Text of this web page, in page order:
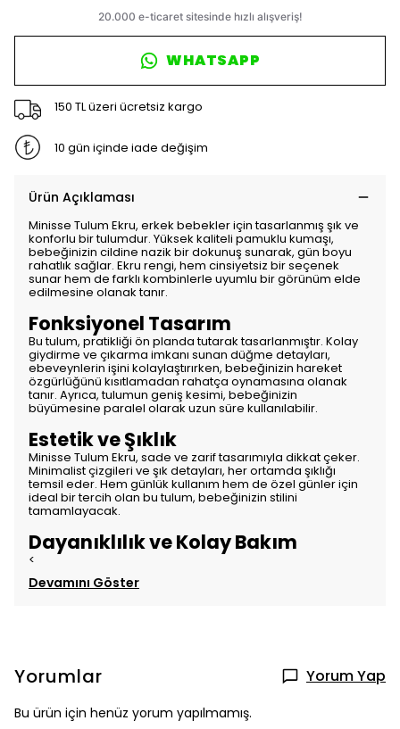
WHATSAPP
150 TL üzeri ücretsiz kargo
10 gün içinde iade değişim
Ürün Açıklaması
Minisse Tulum Ekru, erkek bebekler için tasarlanmış şık ve
konforlu bir tulumdur. Yüksek kaliteli pamuklu kumaşı,
bebeğinizin cildine nazik bir dokunuş sunarak, gün boyu
rahatlık sağlar. Ekru rengi, hem cinsiyetsiz bir seçenek
sunar hem de farklı kombinlerle uyumlu bir görünüm elde
edilmesine olanak tanır.
Fonksiyonel Tasarım
Bu tulum, pratikliği ön planda tutarak tasarlanmıştır. Kolay
giydirme ve çıkarma imkanı sunan düğme detayları,
ebeveynlerin işini kolaylaştırırken, bebeğinizin hareket
özgürlüğünü kısıtlamadan rahatça oynamasına olanak
tanır. Ayrıca, tulumun geniş kesimi, bebeğinizin
büyümesine paralel olarak uzun süre kullanılabilir.
Estetik ve Şıklık
Minisse Tulum Ekru, sade ve zarif tasarımıyla dikkat çeker.
Minimalist çizgileri ve şık detayları, her ortamda şıklığı
temsil eder. Hem günlük kullanım hem de özel günler için
ideal bir tercih olan bu tulum, bebeğinizin stilini
tamamlayacak.
Dayanıklılık ve Kolay Bakım
<
Devamını Göster
Yorumlar Yorum Yap
Bu ürün için henüz yorum yapılmamış.